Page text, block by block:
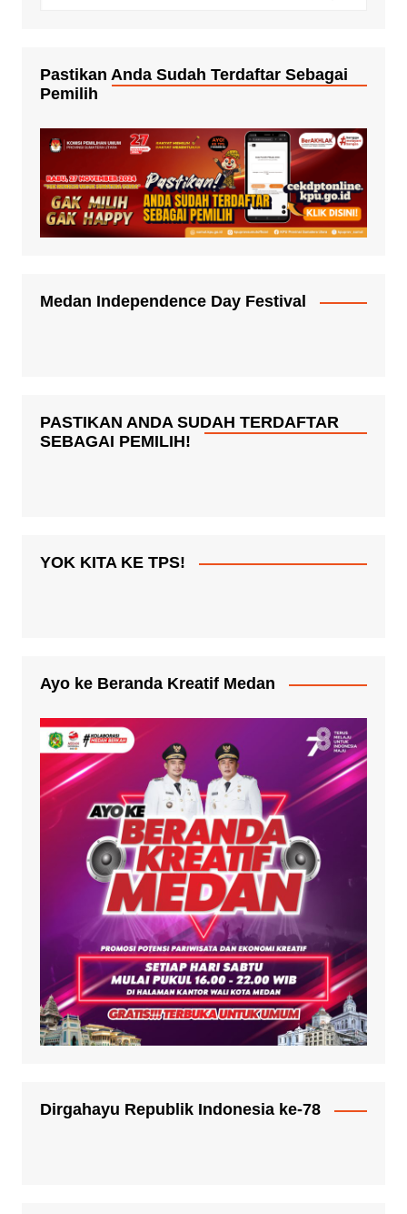
Pastikan Anda Sudah Terdaftar Sebagai
Pemilih
Medan Independence Day Festival
PASTIKAN ANDA SUDAH TERDAFTAR
SEBAGAI PEMILIH!
YOK KITA KE TPS!
Ayo ke Beranda Kreatif Medan
Dirgahayu Republik Indonesia ke-78